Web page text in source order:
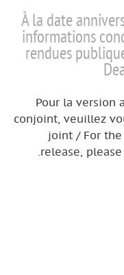
À la date
informations
rendues
Pour la version
conjoint, veuillez
joint / For
release,